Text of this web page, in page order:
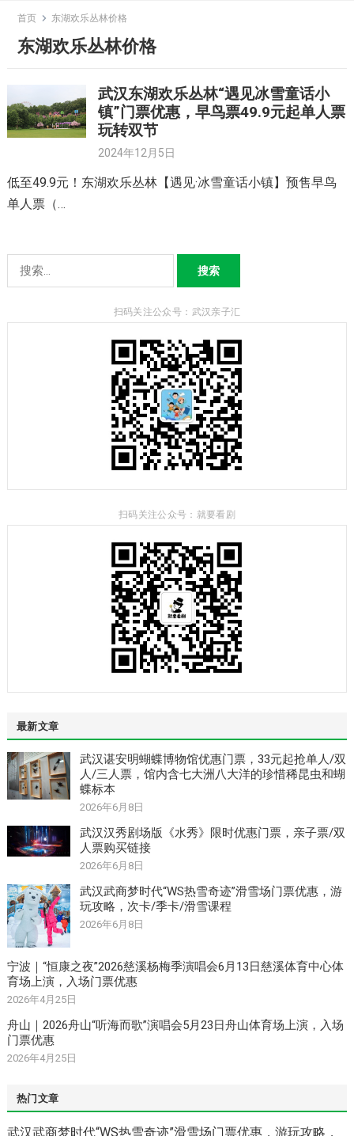
content
首页 东湖欢乐丛林价格
东湖欢乐丛林价格
武汉东湖欢乐丛林“遇见冰雪童话小
镇”门票优惠，早鸟票49.9元起单人票
玩转双节
2024年12月5日
低至49.9元！东湖欢乐丛林【遇见·冰雪童话小镇】预售早鸟
单人票（…
索：
扫码关注公众号：武汉亲子汇
扫码关注公众号：就要看剧
最新文章
武汉谌安明蝴蝶博物馆优惠门票，33元起抢单人/双
人/三人票，馆内含七大洲八大洋的珍惜稀昆虫和蝴
蝶标本
2026年6月8日
武汉汉秀剧场版《水秀》限时优惠门票，亲子票/双
人票购买链接
2026年6月8日
武汉武商梦时代“WS热雪奇迹”滑雪场门票优惠，游
玩攻略，次卡/季卡/滑雪课程
2026年6月8日
宁波｜“恒康之夜”2026慈溪杨梅季演唱会6月13日慈溪体育中心体
育场上演，入场门票优惠
2026年4月25日
舟山｜2026舟山“听海而歌”演唱会5月23日舟山体育场上演，入场
门票优惠
2026年4月25日
热门文章
武汉武商梦时代“WS热雪奇迹”滑雪场门票优惠，游玩攻略，